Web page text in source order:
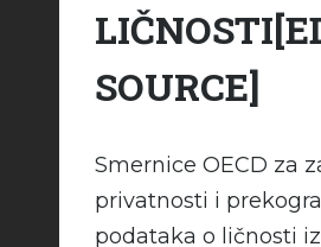
LIČNOSTI[
SOURCE]
Smernice OECD za
privatnosti i
podataka o ličnosti iz